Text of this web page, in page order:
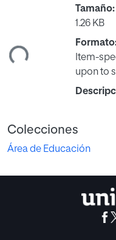
Tamaño:
1.26 KB
Item-
upon to
Colecciones
Área de Educación